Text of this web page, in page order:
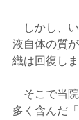
しかし、い
液自体の質
織は回復しま
そこで当院
多く含んだ